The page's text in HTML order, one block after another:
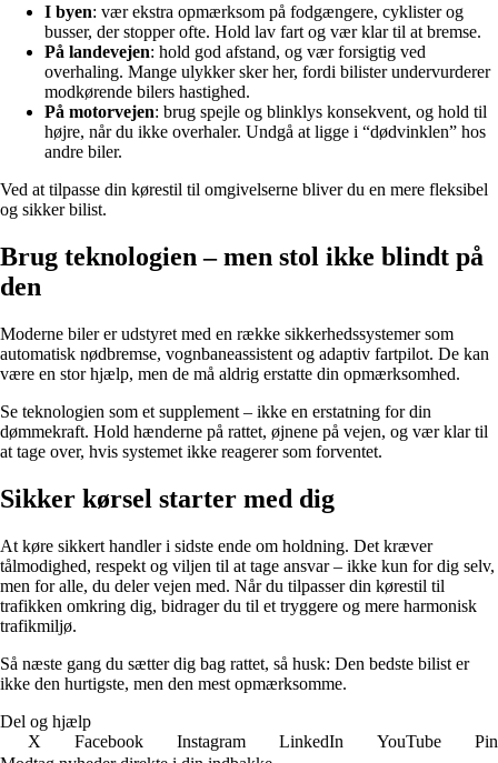
I byen: vær ekstra opmærksom på fodgængere, cyklister og
busser, der stopper ofte. Hold lav fart og vær klar til at bremse.
På landevejen: hold god afstand, og vær forsigtig ved
overhaling. Mange ulykker sker her, fordi bilister undervurderer
modkørende bilers hastighed.
På motorvejen: brug spejle og blinklys konsekvent, og hold til
højre, når du ikke overhaler. Undgå at ligge i “dødvinklen” hos
andre biler.
Ved at tilpasse din kørestil til omgivelserne bliver du en mere fleksibel
og sikker bilist.
Brug teknologien – men stol ikke blindt på
den
Moderne biler er udstyret med en række sikkerhedssystemer som
automatisk nødbremse, vognbaneassistent og adaptiv fartpilot. De kan
være en stor hjælp, men de må aldrig erstatte din opmærksomhed.
Se teknologien som et supplement – ikke en erstatning for din
dømmekraft. Hold hænderne på rattet, øjnene på vejen, og vær klar til
at tage over, hvis systemet ikke reagerer som forventet.
Sikker kørsel starter med dig
At køre sikkert handler i sidste ende om holdning. Det kræver
tålmodighed, respekt og viljen til at tage ansvar – ikke kun for dig selv,
men for alle, du deler vejen med. Når du tilpasser din kørestil til
trafikken omkring dig, bidrager du til et tryggere og mere harmonisk
trafikmiljø.
Så næste gang du sætter dig bag rattet, så husk: Den bedste bilist er
ikke den hurtigste, men den mest opmærksomme.
Del og hjælp
X
Facebook Instagram LinkedIn YouTube